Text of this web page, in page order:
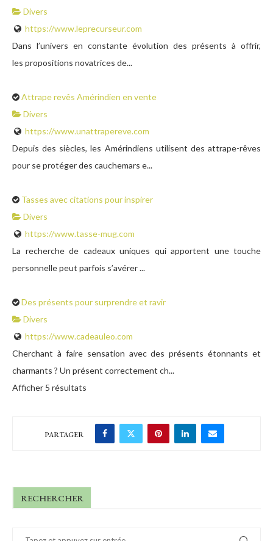
Divers
https://www.leprecurseur.com
Dans l’univers en constante évolution des présents à offrir,
les propositions novatrices de...
Attrape revês Amérindien en vente
Divers
https://www.unattrapereve.com
Depuis des siècles, les Amérindiens utilisent des attrape-rêves
pour se protéger des cauchemars e...
Tasses avec citations pour inspirer
Divers
https://www.tasse-mug.com
La recherche de cadeaux uniques qui apportent une touche
personnelle peut parfois s’avérer ...
Des présents pour surprendre et ravir
Divers
https://www.cadeauleo.com
Cherchant à faire sensation avec des présents étonnants et
charmants ? Un présent correctement ch...
Afficher 5 résultats
PARTAGER
RECHERCHER